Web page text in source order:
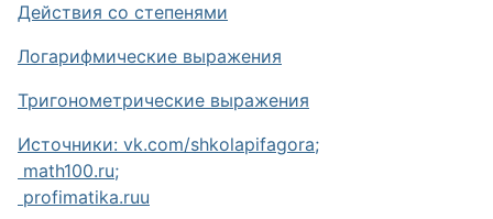
Действия со степенями
Логарифмические выражения
Тригонометрические выражения
Источники: vk.com/shkolapifagora;
math100.ru;
profimatika.ruu